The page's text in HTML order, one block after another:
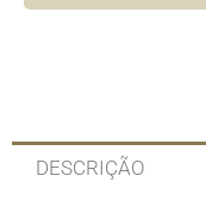
DESCRIÇÃO